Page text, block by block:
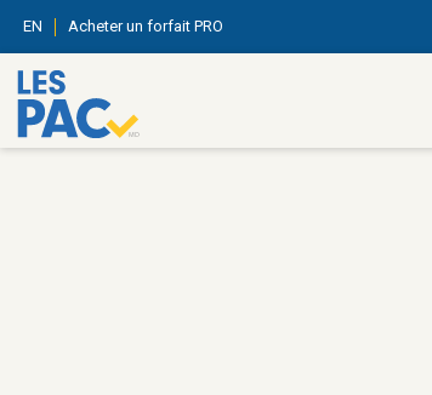
EN Acheter un forfait PRO